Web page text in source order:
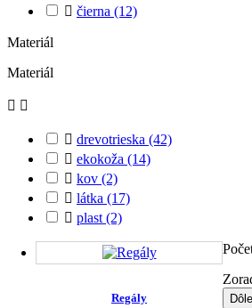
 čierna (12)
Materiál
Materiál
 
 drevotrieska (42)
 ekokoža (14)
 kov (2)
 látka (17)
 plast (2)
Regály